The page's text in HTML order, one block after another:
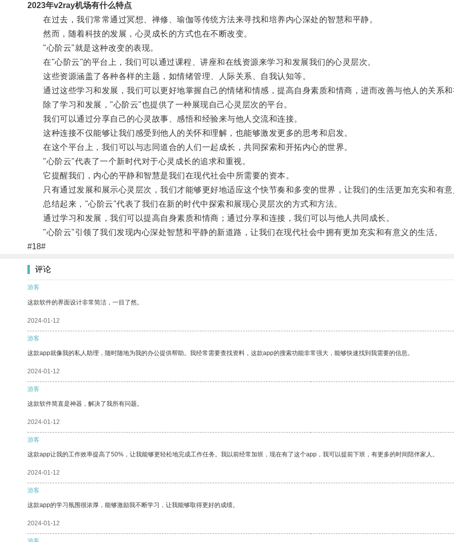
2023年v2ray机场有什么特点
在过去，我们常常通过冥想、禅修、瑜伽等传统方法来寻找和培养内心深处的智慧和平静。
然而，随着科技的发展，心灵成长的方式也在不断改变。
"心阶云"就是这种改变的表现。
在"心阶云"的平台上，我们可以通过课程、讲座和在线资源来学习和发展我们的心灵层次。
这些资源涵盖了各种各样的主题，如情绪管理、人际关系、自我认知等。
通过这些学习和发展，我们可以更好地掌握自己的情绪和情感，提高自身素质和情商，进而改善与他人的关系和
除了学习和发展，"心阶云"也提供了一种展现自己心灵层次的平台。
我们可以通过分享自己的心灵故事、感悟和经验来与他人交流和连接。
这种连接不仅能够让我们感受到他人的关怀和理解，也能够激发更多的思考和启发。
在这个平台上，我们可以与志同道合的人们一起成长，共同探索和开拓内心的世界。
"心阶云"代表了一个新时代对于心灵成长的追求和重视。
它提醒我们，内心的平静和智慧是我们在现代社会中所需要的资本。
只有通过发展和展示心灵层次，我们才能够更好地适应这个快节奏和多变的世界，让我们的生活更加充实和有意
总结起来，"心阶云"代表了我们在新的时代中探索和展现心灵层次的方式和方法。
通过学习和发展，我们可以提高自身素质和情商；通过分享和连接，我们可以与他人共同成长。
"心阶云"引领了我们发现内心深处智慧和平静的新道路，让我们在现代社会中拥有更加充实和有意义的生活。
#18#
评论
游客
这款软件的界面设计非常简洁，一目了然。
2024-01-12
游客
这款app就像我的私人助理，随时随地为我的办公提供帮助。我经常需要查找资料，这款app的搜索功能非常强大，能够快速找到我需要的信息。
2024-01-12
游客
这款软件简直是神器，解决了我所有问题。
2024-01-12
游客
这款app让我的工作效率提高了50%，让我能够更轻松地完成工作任务。我以前经常加班，现在有了这个app，我可以提前下班，有更多的时间陪伴家人。
2024-01-12
游客
这款app的学习氛围很浓厚，能够激励我不断学习，让我能够取得更好的成绩。
2024-01-12